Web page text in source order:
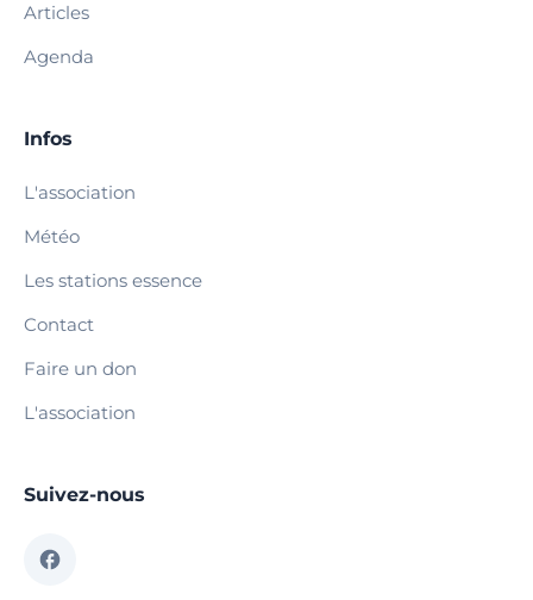
Articles
Agenda
Infos
L'association
Météo
Les stations essence
Contact
Faire un don
L'association
Suivez-nous